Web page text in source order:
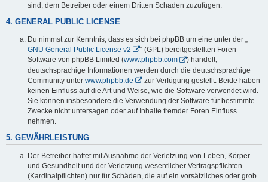
sind, dem Betreiber oder einem Dritten Schaden zuzufügen.
4. GENERAL PUBLIC LICENSE
Du nimmst zur Kenntnis, dass es sich bei phpBB um eine unter der „
GNU General Public License v2
“ (GPL) bereitgestellten Foren-
Software von phpBB Limited (www.phpbb.com
) handelt;
deutschsprachige Informationen werden durch die deutschsprachige
Community unter www.phpbb.de
zur Verfügung gestellt. Beide haben
keinen Einfluss auf die Art und Weise, wie die Software verwendet wird.
Sie können insbesondere die Verwendung der Software für bestimmte
Zwecke nicht untersagen oder auf Inhalte fremder Foren Einfluss
nehmen.
5. GEWÄHRLEISTUNG
Der Betreiber haftet mit Ausnahme der Verletzung von Leben, Körper
und Gesundheit und der Verletzung wesentlicher Vertragspflichten
(Kardinalpflichten) nur für Schäden, die auf ein vorsätzliches oder grob